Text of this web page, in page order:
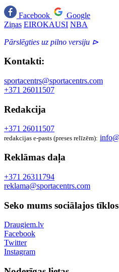
Facebook
Google
Ziņas EIROKAUSI NBA
Pārslēgties uz pilno versiju ⊳
Kontakti:
sportacentrs@sportacentrs.com
+371 26011507
Redakcija
+371 26011507
redakcijas e-pasts (preses relīzēm):
Reklāmas daļa
+371 26311794
reklama@sportacentrs.com
Seko mums sociālajos tīklos
Draugiem.lv
Facebook
Twitter
Instagram